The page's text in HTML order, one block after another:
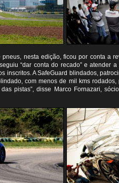
pneus, nesta edição, ficou por conta a
“dar conta do recado” e atender
inscritos. A SafeGuard blindados,
com menos de mil kms rodados,
pistas”, disse Marco Fornazari,